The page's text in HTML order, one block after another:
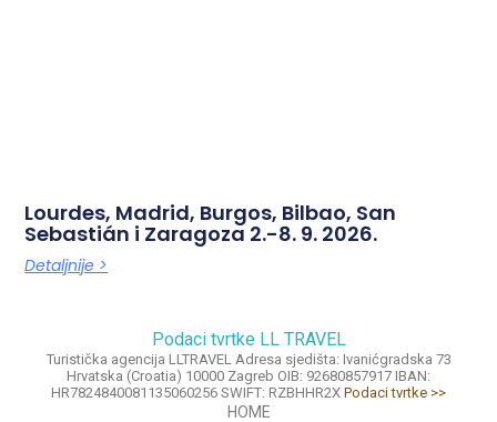
Lourdes, Madrid, Burgos, Bilbao, San
Sebastián i Zaragoza 2.-8. 9. 2026.
Detaljnije >
Podaci tvrtke LL TRAVEL
Turistička agencija LLTRAVEL Adresa sjedišta: Ivanićgradska 73
Hrvatska (Croatia) 10000 Zagreb OIB: 92680857917 IBAN:
HR7824840081135060256 SWIFT: RZBHHR2X Podaci tvrtke >>
HOME